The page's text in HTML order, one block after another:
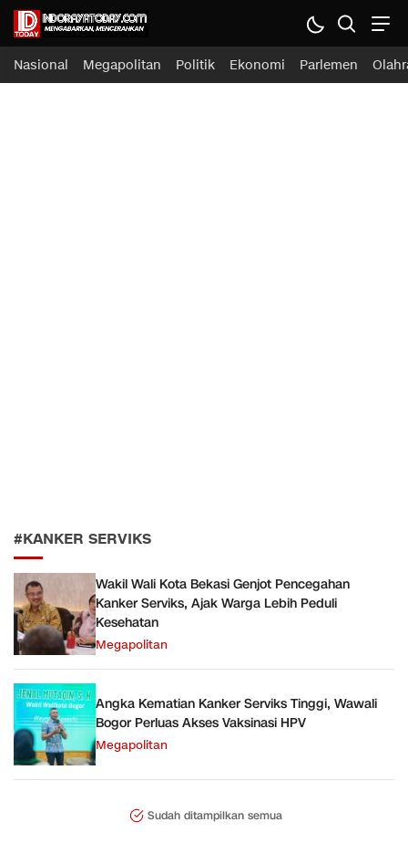
Indoraya Today
Mengabarkan, Mencerahkan
Nasional Megapolitan Politik Ekonomi Parlemen
#KANKER SERVIKS
Wakil Wali Kota Bekasi Genjot Pencegahan
Kanker Serviks, Ajak Warga Lebih Peduli
Kesehatan
Megapolitan
Angka Kematian Kanker Serviks Tinggi, Wawali
Bogor Perluas Akses Vaksinasi HPV
Megapolitan
Sudah ditampilkan semua